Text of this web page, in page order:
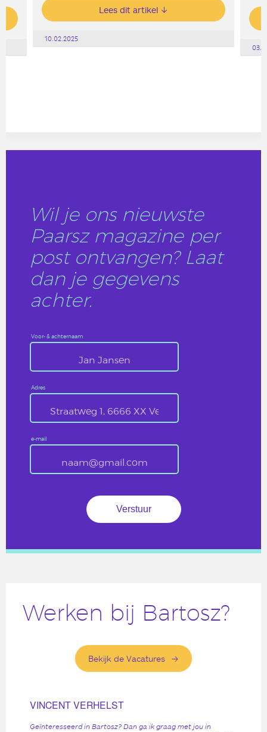
Lees dit artikel
10.02.2025
Wil je ons nieuwste
Paarsz magazine per
post ontvangen? Laat
dan je gegevens
achter.
Voor- & achternaam
Adres
e-mail
Werken bij Bartosz?
Bekijk de Vacatures
VINCENT VERHELST
Geïnteresseerd in Bartosz? Dan ga ik graag met jou in